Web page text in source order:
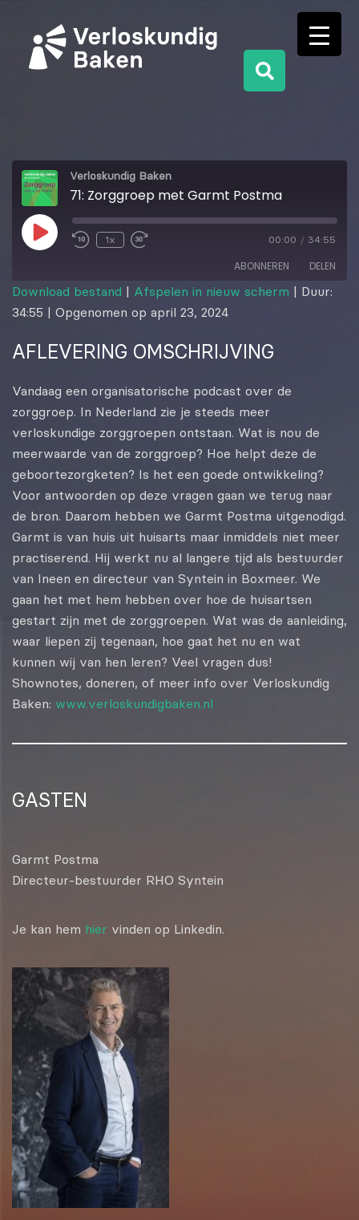
Verloskundig Baken
71: Zorggroep met Garmt Postma
1x 00:00 / 34:55
ABONNEREN DELEN
DELEN
LINK
Download bestand | Afspelen in nieuw scherm | Duur:
34:55 | Opgenomen op april 23, 2024
AFLEVERING OMSCHRIJVING
Vandaag een organisatorische podcast over de
zorggroep. In Nederland zie je steeds meer
verloskundige zorggroepen ontstaan. Wat is nou de
meerwaarde van de zorggroep? Hoe helpt deze de
geboortezorgketen? Is het een goede ontwikkeling?
Voor antwoorden op deze vragen gaan we terug naar
de bron. Daarom hebben we Garmt Postma uitgenodigd.
Garmt is van huis uit huisarts maar inmiddels niet meer
practiserend. Hij werkt nu al langere tijd als bestuurder
van Ineen en directeur van Syntein in Boxmeer. We
gaan het met hem hebben over hoe de huisartsen
gestart zijn met de zorggroepen. Wat was de aanleiding,
waar liepen zij tegenaan, hoe gaat het nu en wat
kunnen wij van hen leren? Veel vragen dus!
Shownotes, doneren, of meer info over Verloskundig
Baken: www.verloskundigbaken.nl
GASTEN
Garmt Postma
Directeur-bestuurder RHO Syntein
Je kan hem hier vinden op Linkedin.